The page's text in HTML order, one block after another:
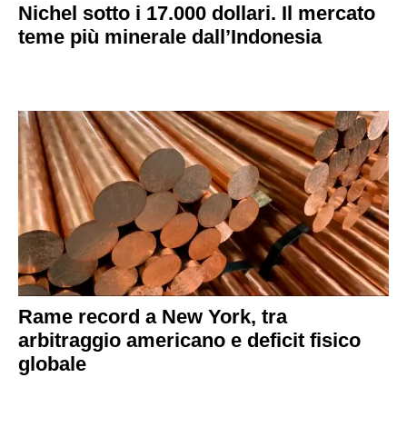
Nichel sotto i 17.000 dollari. Il mercato
teme più minerale dall’Indonesia
Rame record a New York, tra
arbitraggio americano e deficit fisico
globale